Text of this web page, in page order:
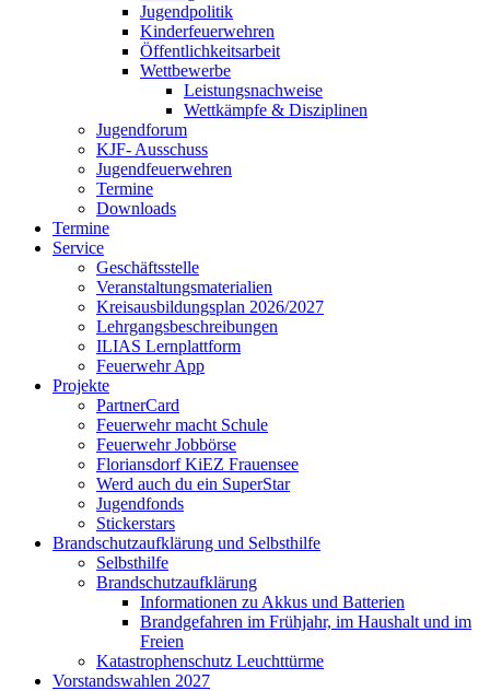
Jugendpolitik
Kinderfeuerwehren
Öffentlichkeitsarbeit
Wettbewerbe
Leistungsnachweise
Wettkämpfe & Disziplinen
Jugendforum
KJF- Ausschuss
Jugendfeuerwehren
Termine
Downloads
Termine
Service
Geschäftsstelle
Veranstaltungsmaterialien
Kreisausbildungsplan 2026/2027
Lehrgangsbeschreibungen
ILIAS Lernplattform
Feuerwehr App
Projekte
PartnerCard
Feuerwehr macht Schule
Feuerwehr Jobbörse
Floriansdorf KiEZ Frauensee
Werd auch du ein SuperStar
Jugendfonds
Stickerstars
Brandschutzaufklärung und Selbsthilfe
Selbsthilfe
Brandschutzaufklärung
Informationen zu Akkus und Batterien
Brandgefahren im Frühjahr, im Haushalt und im
Freien
Katastrophenschutz Leuchttürme
Vorstandswahlen 2027